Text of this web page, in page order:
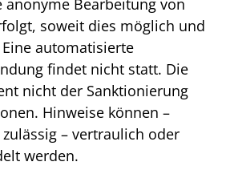
anonyme Bearbeitung von
soweit dies möglich und
automatisierte
findet nicht statt. Die
nicht der Sanktionierung
Hinweise können –
– vertraulich oder
werden.